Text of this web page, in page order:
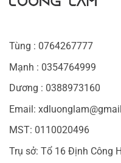
Tùng : 0764267777
Mạnh : 0354764999
Dương : 0388973160
Email:
MST: 0110020496
Trụ sở: Tổ 16 Định Công